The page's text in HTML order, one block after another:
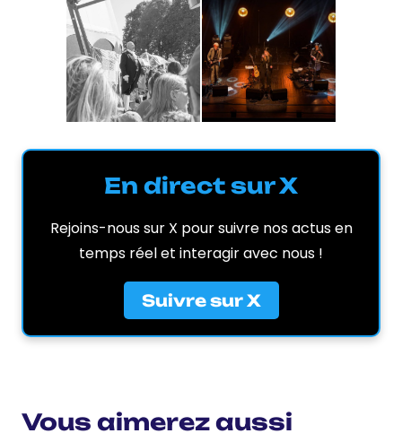
En direct sur X
Rejoins-nous sur X pour suivre nos actus en
temps réel et interagir avec nous !
Suivre sur X
Vous aimerez aussi